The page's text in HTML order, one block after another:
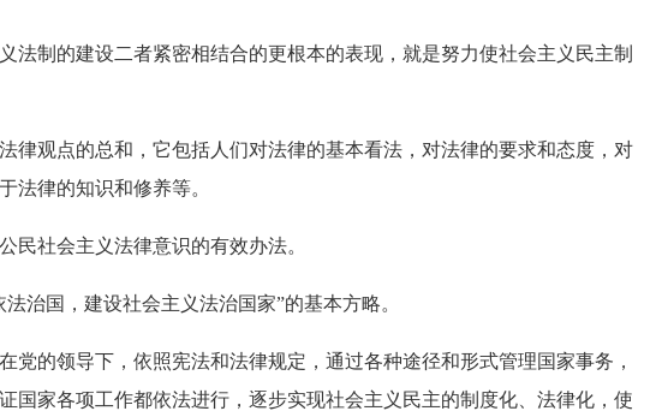
制的建设二者紧密相结合的更根本的表现，就是努力使社会主义民主制
观点的总和，它包括人们对法律的基本看法，对法律的要求和态度，对
法律的知识和修养等。
社会主义法律意识的有效办法。
国，建设社会主义法治国家”的基本方略。
的领导下，依照宪法和法律规定，通过各种途径和形式管理国家事务，
国家各项工作都依法进行，逐步实现社会主义民主的制度化、法律化，使